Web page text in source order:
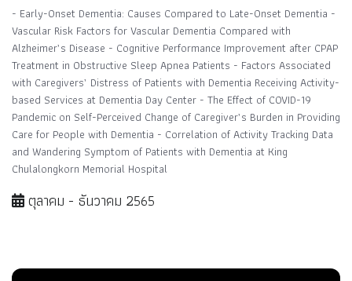
- Early-Onset Dementia: Causes Compared to Late-Onset Dementia -
Vascular Risk Factors for Vascular Dementia Compared with
Alzheimer’s Disease - Cognitive Performance Improvement after CPAP
Treatment in Obstructive Sleep Apnea Patients - Factors Associated
with Caregivers’ Distress of Patients with Dementia Receiving Activity-
based Services at Dementia Day Center - The Effect of COVID-19
Pandemic on Self-Perceived Change of Caregiver’s Burden in Providing
Care for People with Dementia - Correlation of Activity Tracking Data
and Wandering Symptom of Patients with Dementia at King
Chulalongkorn Memorial Hospital
ตุลาคม - ธันวาคม 2565